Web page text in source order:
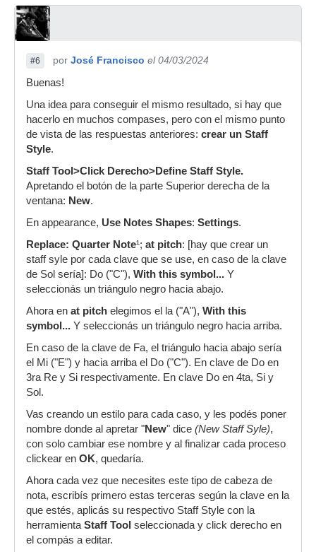
#6 por José Francisco el 04/03/2024
Buenas!
Una idea para conseguir el mismo resultado, si hay que
hacerlo en muchos compases, pero con el mismo punto
de vista de las respuestas anteriores: crear un Staff
Style.
Staff Tool>Click Derecho>Define Staff Style.
Apretando el botón de la parte Superior derecha de la
ventana: New.
En appearance, Use Notes Shapes: Settings.
Replace: Quarter Note¹; at pitch: [hay que crear un
staff syle por cada clave que se use, en caso de la clave
de Sol sería]: Do ("C"), With this symbol... Y
seleccionás un triángulo negro hacia abajo.
Ahora en at pitch elegimos el la ("A"), With this
symbol... Y seleccionás un triángulo negro hacia arriba.
En caso de la clave de Fa, el triángulo hacia abajo sería
el Mi ("E") y hacia arriba el Do ("C"). En clave de Do en
3ra Re y Si respectivamente. En clave Do en 4ta, Si y
Sol.
Vas creando un estilo para cada caso, y les podés poner
nombre donde al apretar "New" dice (New Staff Syle),
con solo cambiar ese nombre y al finalizar cada proceso
clickear en OK, quedaría.
Ahora cada vez que necesites este tipo de cabeza de
nota, escribís primero estas terceras según la clave en la
que estés, aplicás su respectivo Staff Style con la
herramienta Staff Tool seleccionada y click derecho en
el compás a editar.